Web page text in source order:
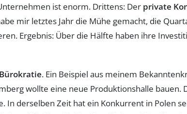
ist enorm. Drittens: Der private
mir letztes Jahr die Mühe gemacht, die
Ergebnis: Über die Hälfte haben ihre
Bürokratie. Ein Beispiel aus meinem
wollte eine neue Produktionshalle bauen.
In derselben Zeit hat ein Konkurrent in Polen